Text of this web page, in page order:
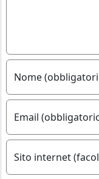
Nome
Email
Sito internet